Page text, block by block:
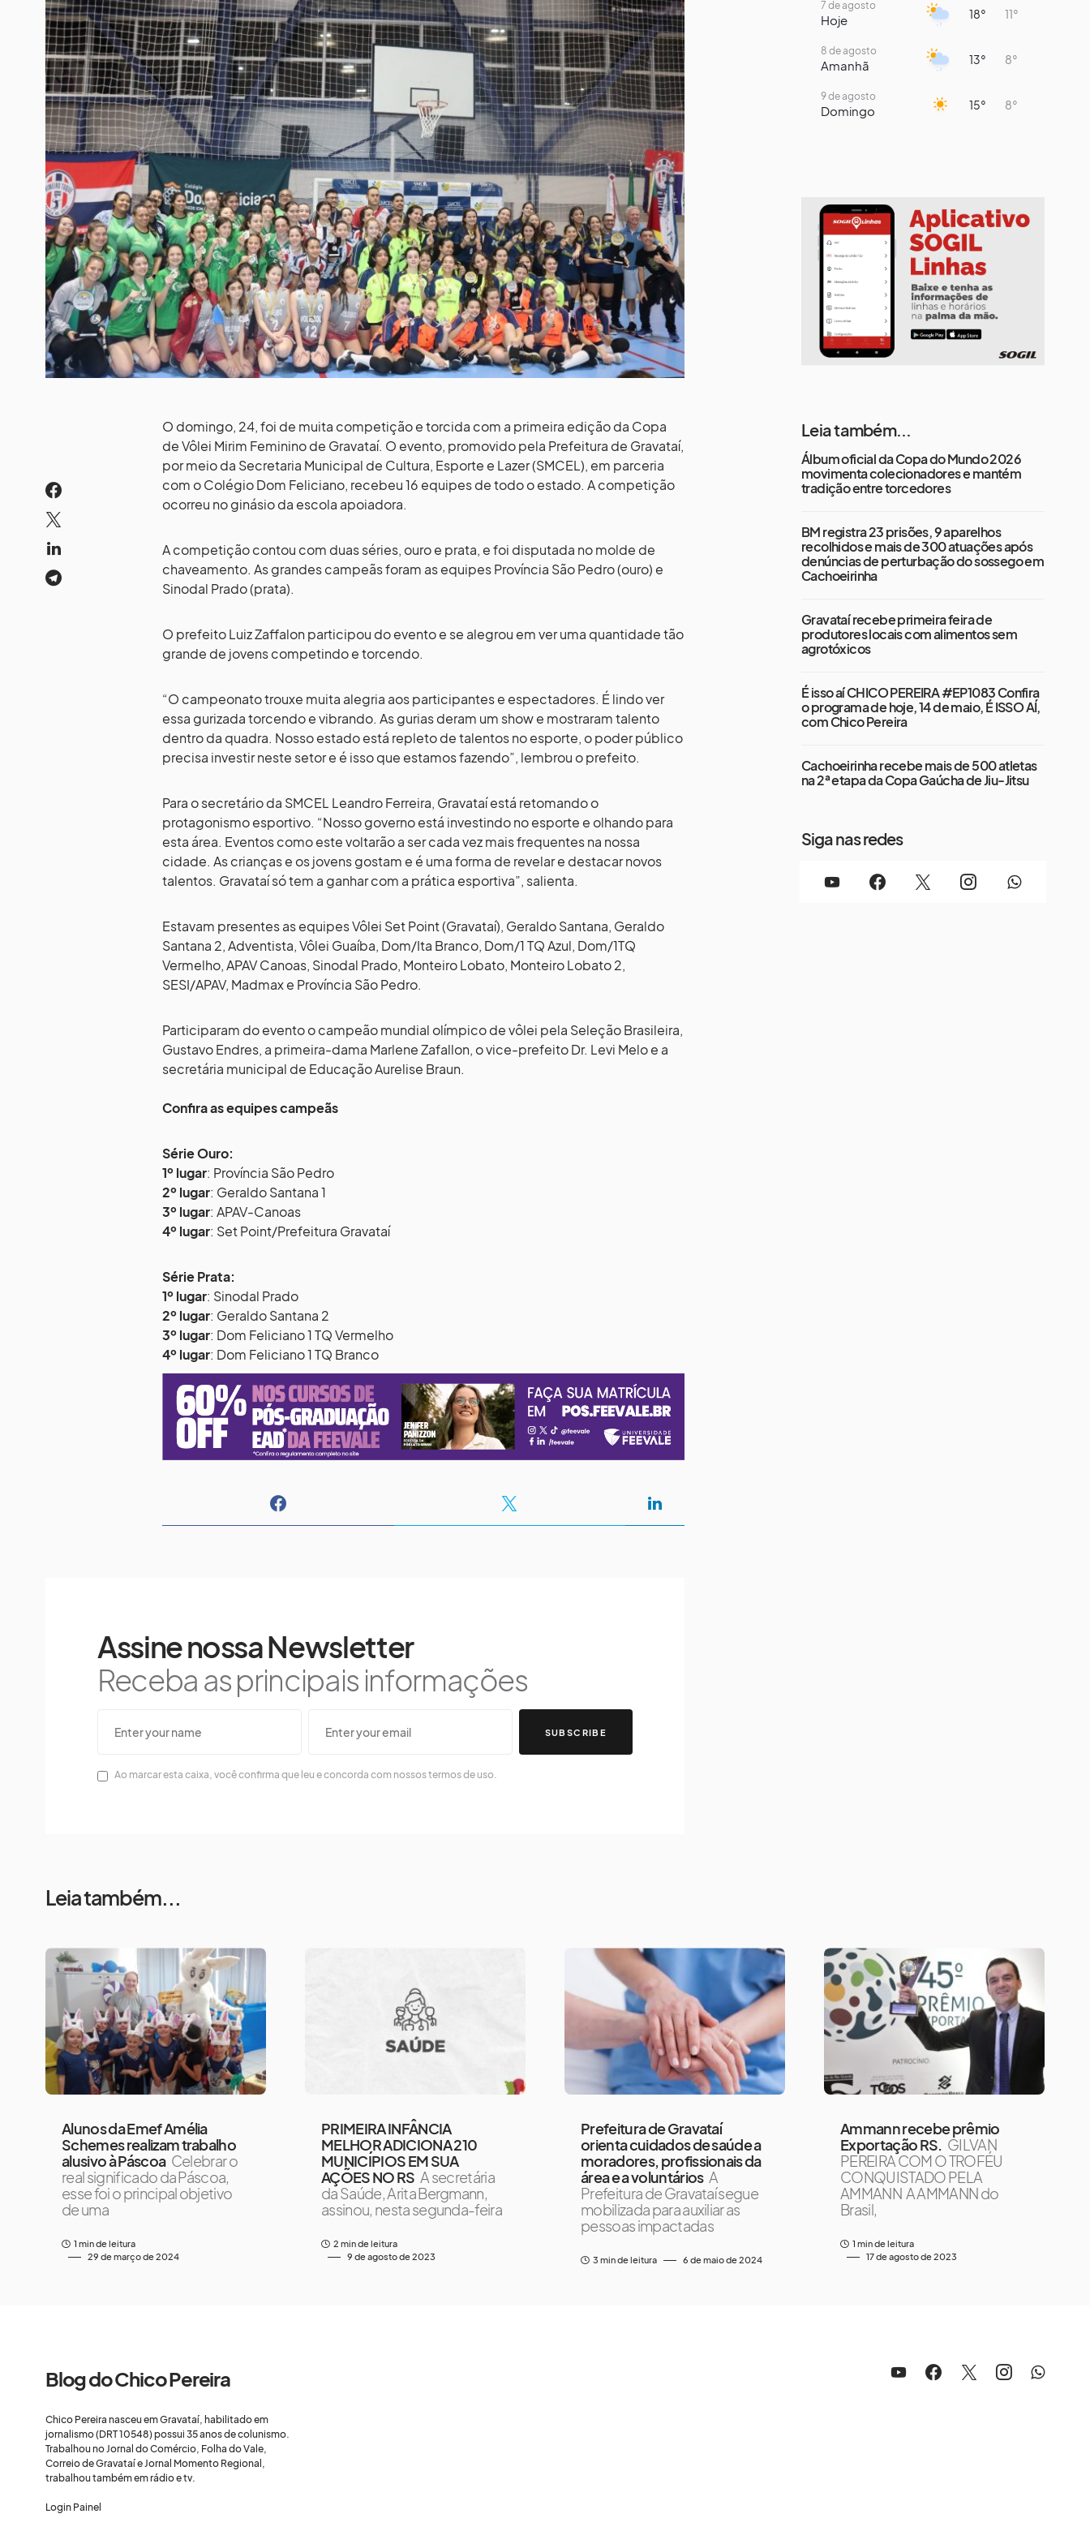
O domingo, 24, foi de muita competição e torcida com a primeira edição da Copa
de Vôlei Mirim Feminino de Gravataí. O evento, promovido pela Prefeitura de Gravataí,
por meio da Secretaria Municipal de Cultura, Esporte e Lazer (SMCEL), em parceria
com o Colégio Dom Feliciano, recebeu 16 equipes de todo o estado. A competição
ocorreu no ginásio da escola apoiadora.
A competição contou com duas séries, ouro e prata, e foi disputada no molde de
chaveamento. As grandes campeãs foram as equipes Província São Pedro (ouro) e
Sinodal Prado (prata).
O prefeito Luiz Zaffalon participou do evento e se alegrou em ver uma quantidade tão
grande de jovens competindo e torcendo.
“O campeonato trouxe muita alegria aos participantes e espectadores. É lindo ver
essa gurizada torcendo e vibrando. As gurias deram um show e mostraram talento
dentro da quadra. Nosso estado está repleto de talentos no esporte, o poder público
precisa investir neste setor e é isso que estamos fazendo”, lembrou o prefeito.
Para o secretário da SMCEL Leandro Ferreira, Gravataí está retomando o
protagonismo esportivo. “Nosso governo está investindo no esporte e olhando para
esta área. Eventos como este voltarão a ser cada vez mais frequentes na nossa
cidade. As crianças e os jovens gostam e é uma forma de revelar e destacar novos
talentos. Gravataí só tem a ganhar com a prática esportiva”, salienta.
Estavam presentes as equipes Vôlei Set Point (Gravataí), Geraldo Santana, Geraldo
Santana 2, Adventista, Vôlei Guaíba, Dom/Ita Branco, Dom/1 TQ Azul, Dom/1TQ
Vermelho, APAV Canoas, Sinodal Prado, Monteiro Lobato, Monteiro Lobato 2,
SESI/APAV, Madmax e Província São Pedro.
Participaram do evento o campeão mundial olímpico de vôlei pela Seleção Brasileira,
Gustavo Endres, a primeira-dama Marlene Zafallon, o vice-prefeito Dr. Levi Melo e a
secretária municipal de Educação Aurelise Braun.
Confira as equipes campeãs
Série Ouro:
1º lugar: Província São Pedro
2º lugar: Geraldo Santana 1
3º lugar: APAV-Canoas
4º lugar: Set Point/Prefeitura Gravataí
Série Prata:
1º lugar: Sinodal Prado
2º lugar: Geraldo Santana 2
3º lugar: Dom Feliciano 1 TQ Vermelho
4º lugar: Dom Feliciano 1 TQ Branco
Assine nossa Newsletter
Receba as principais informações
SUBSCRIBE
Ao marcar esta caixa, você confirma que leu e concorda com nossos termos de uso.
7 de agosto
Hoje 18° 11°
8 de agosto
Amanhã 13° 8°
9 de agosto
Domingo 15° 8°
Terça-Feira
12 de agosto
Quarta-Feira
13 de agosto
Quinta-Feira 15°
Leia também...
Álbum oficial da Copa do Mundo 2026
movimenta colecionadores e mantém
tradição entre torcedores
BM registra 23 prisões, 9 aparelhos
recolhidos e mais de 300 atuações após
denúncias de perturbação do sossego em
Cachoeirinha
Gravataí recebe primeira feira de
produtores locais com alimentos sem
agrotóxicos
É isso aí CHICO PEREIRA #EP1083 Confira
o programa de hoje, 14 de maio, É ISSO AÍ,
com Chico Pereira
Cachoeirinha recebe mais de 500 atletas
na 2ª etapa da Copa Gaúcha de Jiu-Jitsu
Siga nas redes
Leia também...
Alunos da Emef Amélia
Schemes realizam trabalho
alusivo à Páscoa Celebrar o
real significado da Páscoa,
esse foi o principal objetivo
de uma
1 min de leitura
29 de março de 2024
PRIMEIRA INFÂNCIA
MELHOR ADICIONA 210
MUNICÍPIOS EM SUA
AÇÕES NO RS A secretária
da Saúde, Arita Bergmann,
assinou, nesta segunda-feira
2 min de leitura
9 de agosto de 2023
Prefeitura de Gravataí
orienta cuidados de saúde a
moradores, profissionais da
área e a voluntários A
Prefeitura de Gravataí segue
mobilizada para auxiliar as
pessoas impactadas
3 min de leitura 6 de maio de 2024
Ammann recebe prêmio
Exportação RS. GILVAN
PEREIRA COM O TROFÉU
CONQUISTADO PELA
AMMANN A AMMANN do
Brasil,
1 min de leitura
17 de agosto de 2023
Blog do Chico Pereira
Chico Pereira nasceu em Gravataí, habilitado em
jornalismo (DRT 10548) possui 35 anos de colunismo.
Trabalhou no Jornal do Comércio, Folha do Vale,
Correio de Gravataí e Jornal Momento Regional,
trabalhou também em rádio e tv.
Login Painel